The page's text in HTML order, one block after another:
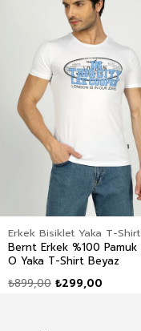
Erkek Bisiklet Yaka T-Shirt
Bernt Erkek %100 Pamuk
O Yaka T-Shirt Beyaz
₺299,00
₺899,00